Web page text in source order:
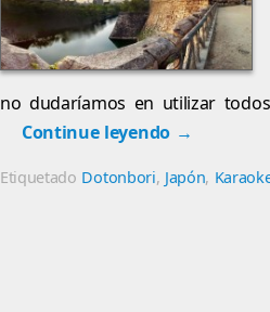
no dudaríamos en utilizar
Continue leyendo →
Etiquetado Dotonbori, Japón,